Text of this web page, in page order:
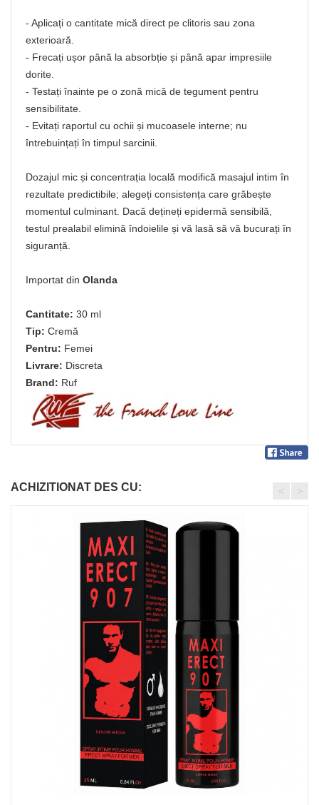
- Aplicați o cantitate mică direct pe clitoris sau zona
exterioară.
- Frecați ușor până la absorbție și până apar impresiile
dorite.
- Testați înainte pe o zonă mică de tegument pentru
sensibilitate.
- Evitați raportul cu ochii și mucoasele interne; nu
întrebuințați în timpul sarcinii.
Dozajul mic și concentrația locală modifică masajul intim în
rezultate predictibile; alegeți consistența care grăbește
momentul culminant. Dacă dețineți epidermă sensibilă,
testul prealabil elimină îndoielile și vă lasă să vă bucurați în
siguranță.
Importat din Olanda
Cantitate: 30 ml
Tip: Cremă
Pentru: Femei
Livrare: Discreta
Brand: Ruf
ACHIZITIONAT DES CU: < >